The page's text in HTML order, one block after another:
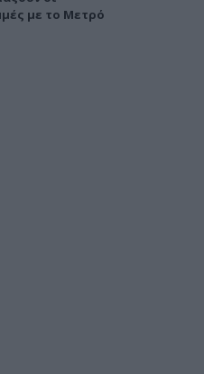
με το Μετρό